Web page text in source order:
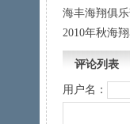
海丰海翔俱
2010年秋海
评论列表
用户名：